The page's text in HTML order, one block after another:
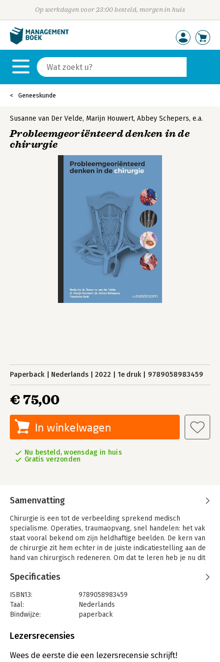
Op werkdagen voor 23:00 besteld, morgen in huis
Geneeskunde
Susanne van Der Velde, Marijn Houwert, Abbey Schepers, e.a.
Probleemgeoriënteerd denken in de
chirurgie
Paperback Nederlands 2022 1e druk 9789058983459
€ 75,00
In winkelwagen
Nu besteld, woensdag in huis
Gratis verzonden
Samenvatting
Chirurgie is een tot de verbeelding sprekend medisch
specialisme. Operaties, traumaopvang, snel handelen: het vak
staat vooral bekend om zijn heldhaftige beelden. De kern van
de chirurgie zit hem echter in de juiste indicatiestelling aan de
hand van chirurgisch redeneren. Om dat te leren heb je nu dit
In 'Probleemgeoriënteerd denken in de chirurgie' nemen de
auteurs je aan de hand van casussen mee in het diagnostische
denkproces van uiteenlopende, veel voorkomende
chirurgische ziektebeelden. De essentie is dat je met beperkte
aan de hand van een gerichte anamnese, lichamelijk onderzoek
diagnose met bijbehorende behandelopties. Doelgerichtheid
Specificaties
ISBN13:
9789058983459
Taal:
Nederlands
Bindwijze:
paperback
Uitgever:
Verschijningsdatum:
18-5-2022
Lezersrecensies
Wees de eerste die een lezersrecensie schrijft!